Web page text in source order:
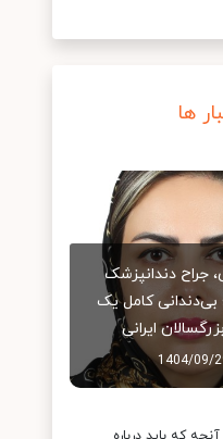
ها
جراح دندانپزشک
بی‌دندانی کامل یک
ایرانی
1404/09/